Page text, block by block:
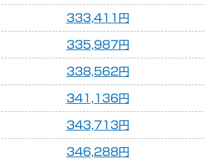
333,411円
335,987円
338,562円
341,136円
343,713円
346,288円